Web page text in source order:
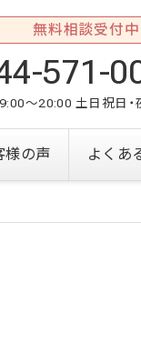
無料相談受付
571-
～20:00 土日祝日・
様の声 よくあ